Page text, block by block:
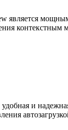
является
контекстным
удобная и